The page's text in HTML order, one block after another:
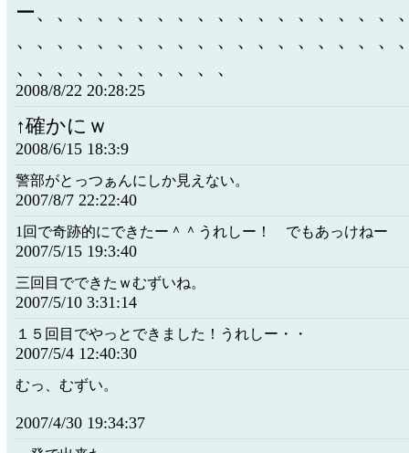
ー、、、、、、、、、、、、、、、、、、
、、、、、、、、、、、、、、、、、、、
、、、、、、、、、、、
2008/8/22 20:28:25
↑確かにｗ
2008/6/15 18:3:9
警部がとっつぁんにしか見えない。
2007/8/7 22:22:40
1回で奇跡的にできたー＾＾うれしー！ でもあっけねー
2007/5/15 19:3:40
三回目でできたｗむずいね。
2007/5/10 3:31:14
１５回目でやっとできました！うれしー・・
2007/5/4 12:40:30
むっ、むずい。
2007/4/30 19:34:37